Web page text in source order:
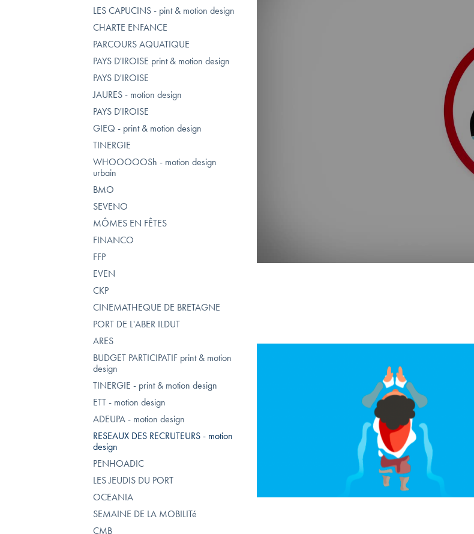
LES CAPUCINS - pint & motion design
CHARTE ENFANCE
PARCOURS AQUATIQUE
PAYS D'IROISE print & motion design
PAYS D'IROISE
JAURES - motion design
PAYS D'IROISE
GIEQ - print & motion design
TINERGIE
WHOOOOOSh - motion design
urbain
BMO
SEVENO
MÔMES EN FÊTES
FINANCO
FFP
EVEN
CKP
CINEMATHEQUE DE BRETAGNE
PORT DE L'ABER ILDUT
ARES
BUDGET PARTICIPATIF print & motion
design
TINERGIE - print & motion design
ETT - motion design
ADEUPA - motion design
RESEAUX DES RECRUTEURS - motion
design
PENHOADIC
LES JEUDIS DU PORT
OCEANIA
SEMAINE DE LA MOBILITé
CMB
ETE - Motion-design